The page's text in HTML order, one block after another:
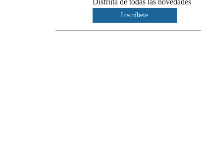
Disfruta de todas las novedades
Inscríbete